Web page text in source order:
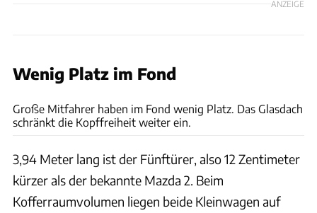
ANZEIGE
Wenig Platz im Fond
Große Mitfahrer haben im Fond wenig Platz. Das Glasdach
schränkt die Kopffreiheit weiter ein.
3,94 Meter lang ist der Fünftürer, also 12 Zentimeter
kürzer als der bekannte Mazda 2. Beim
Kofferraumvolumen liegen beide Kleinwagen auf